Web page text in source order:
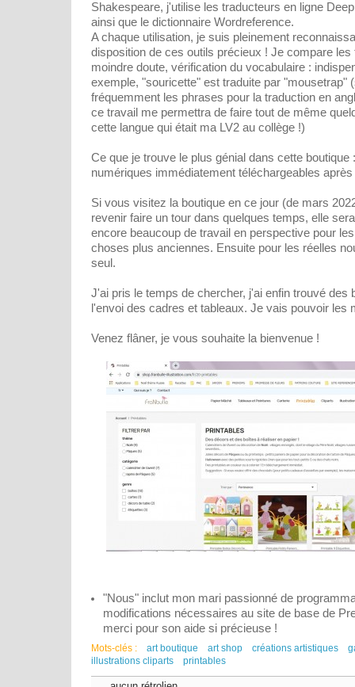
Shakespeare, j'utilise les traducteurs en ligne
ainsi que le dictionnaire Wordreference.
A chaque utilisation, je suis pleinement
disposition de ces outils précieux ! Je compare les
moindre doute, vérification du vocabulaire :
exemple, "souricette" est traduite par "mousetrap"
fréquemment les phrases pour la traduction en
ce travail me permettra de faire tout de même
cette langue qui était ma LV2 au collège !)
Ce que je trouve le plus génial dans cette boutique
numériques immédiatement téléchargeables
Si vous visitez la boutique en ce jour (de mars
revenir faire un tour dans quelques temps, elle
encore beaucoup de travail en perspective pour
choses plus anciennes. Ensuite pour les réelles
seul.
J'ai pris le temps de chercher, j'ai enfin trouvé des
l'envoi des cadres et tableaux. Je vais pouvoir les
Venez flâner, je vous souhaite la bienvenue !
"Nous" inclut mon mari passionné de
modifications nécessaires au site de base de
merci pour son aide si précieuse !
Mots-clés : art boutique art shop créations artistiques
illustrations cliparts
printables